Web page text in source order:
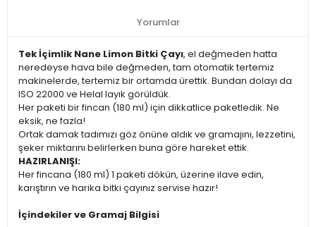
Yorumlar
Tek İçimlik Nane Limon Bitki Çayı, el değmeden hatta
neredeyse hava bile değmeden, tam otomatik tertemiz
makinelerde, tertemiz bir ortamda ürettik. Bundan dolayı da
ISO 22000 ve Helal layık görüldük.
Her paketi bir fincan (180 ml) için dikkatlice paketledik. Ne
eksik, ne fazla!
Ortak damak tadımızı göz önüne aldık ve gramajını, lezzetini,
şeker miktarını belirlerken buna göre hareket ettik.
HAZIRLANIŞI:
Her fincana (180 ml) 1 paketi dökün, üzerine ilave edin,
karıştırın ve harika bitki çayınız servise hazır!
İçindekiler ve Gramaj Bilgisi